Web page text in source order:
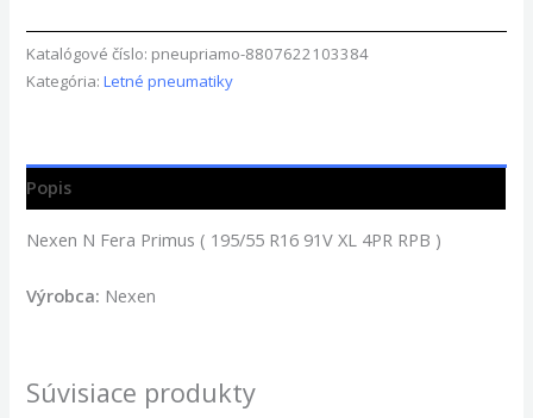
Katalógové číslo: pneupriamo-8807622103384
Kategória:Letné pneumatiky
Popis
Nexen N Fera Primus ( 195/55 R16 91V XL 4PR RPB )
Výrobca: Nexen
Súvisiace produkty